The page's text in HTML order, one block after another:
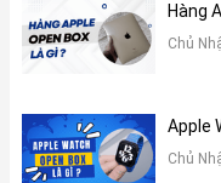
được hoàn thiện tỉ mỉ
cảm giác cao cấp và độ
Hàng
Chủ
Apple
Chủ